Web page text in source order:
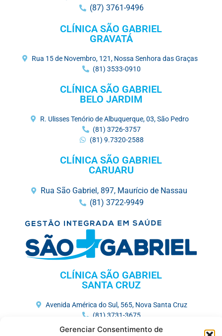
Gerenciar Consentimento de
(87) 3761-9496
CLÍNICA SÃO GABRIEL
GRAVATÁ
Rua 15 de Novembro, 121, Nossa Senhora das Graças
(81) 3533-0910
CLÍNICA SÃO GABRIEL
BELO JARDIM
R. Ulisses Tenório de Albuquerque, 03, São Pedro
(81) 3726-3757
(81) 9.7320-2588
CLÍNICA SÃO GABRIEL
CARUARU
Rua São Gabriel, 897, Maurício de Nassau
(81) 3722-9949
CLÍNICA SÃO GABRIEL
SANTA CRUZ
Avenida América do Sul, 565, Nova Santa Cruz
(81) 3731-3675